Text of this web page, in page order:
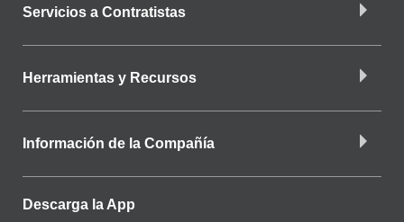
Servicios a Contratistas
Herramientas y Recursos
Información de la Compañía
Descarga la App